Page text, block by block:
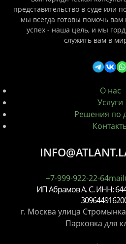
представительство в суде или
мы всегда готовы помочь
успех - наша цель, и мы
служить вам в
О нас
Услуги
Решения по
+7-999-922-22-64
ИП Абрамов А. С. ИНН:
г. Москва улица
Парковка для